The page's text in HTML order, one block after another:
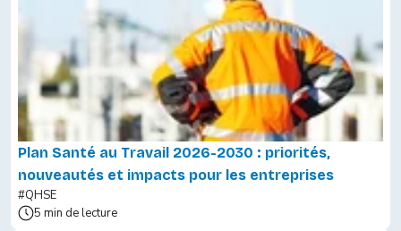
Plan Santé au Travail 2026-2030 : priorités,
nouveautés et impacts pour les entreprises
#QHSE
5 min de lecture